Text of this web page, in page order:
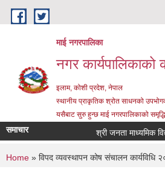
Skip to main content
माई नगरपालिका
नगर कार्यपालिकाको
इलाम, कोशी प्रदेश, नेपाल
स्थानीय प्राकृतिक श्रोत साधनको
यसैबाट सुरु हुन्छ माई नगरपालिकाको
समाचार श्री जनता माध्यमिक
You are here
Home » विपद व्यवस्थापन कोष संचालन कार्यविधि